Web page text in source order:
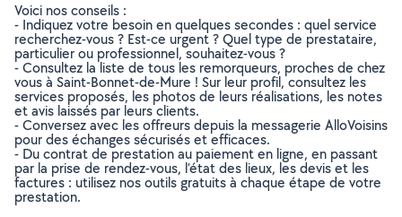
Voici nos conseils :
- Indiquez votre besoin en quelques secondes : quel service
recherchez-vous ? Est-ce urgent ? Quel type de prestataire,
particulier ou professionnel, souhaitez-vous ?
- Consultez la liste de tous les remorqueurs, proches de chez
vous à Saint-Bonnet-de-Mure ! Sur leur profil, consultez les
services proposés, les photos de leurs réalisations, les notes
et avis laissés par leurs clients.
- Conversez avec les offreurs depuis la messagerie AlloVoisins
pour des échanges sécurisés et efficaces.
- Du contrat de prestation au paiement en ligne, en passant
par la prise de rendez-vous, l’état des lieux, les devis et les
factures : utilisez nos outils gratuits à chaque étape de votre
prestation.